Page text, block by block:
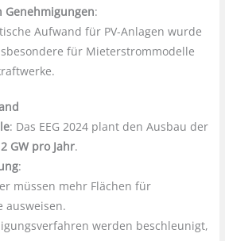
Genehmigungen:
Aufwand für PV-Anlagen wurde
für Mieterstrommodelle
: Das EEG 2024 plant den Ausbau der
GW pro Jahr.
:
müssen mehr Flächen für
ausweisen.
werden beschleunigt,